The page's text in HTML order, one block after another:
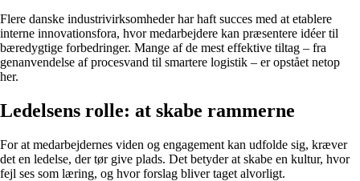
Flere danske industrivirksomheder har haft succes med at etablere
interne innovationsfora, hvor medarbejdere kan præsentere idéer til
bæredygtige forbedringer. Mange af de mest effektive tiltag – fra
genanvendelse af procesvand til smartere logistik – er opstået netop
her.
Ledelsens rolle: at skabe rammerne
For at medarbejdernes viden og engagement kan udfolde sig, kræver
det en ledelse, der tør give plads. Det betyder at skabe en kultur, hvor
fejl ses som læring, og hvor forslag bliver taget alvorligt.